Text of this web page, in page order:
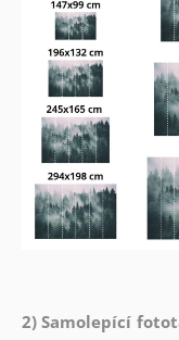
2) Samolepící